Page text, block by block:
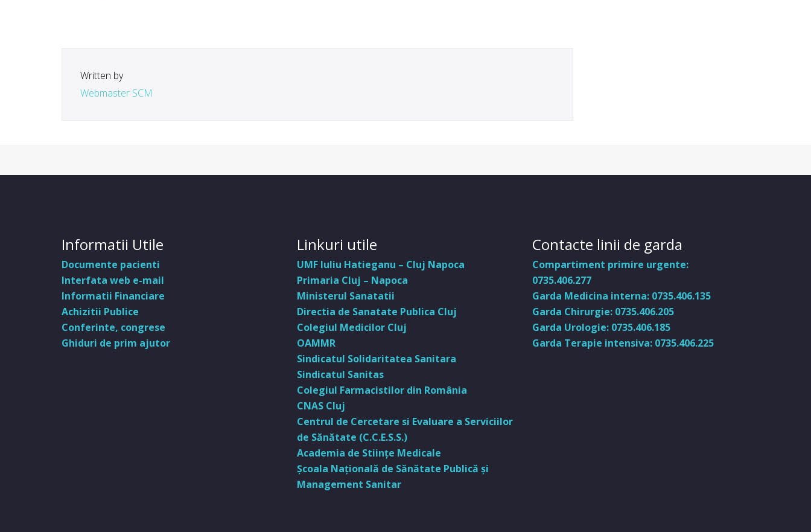
Written by
Webmaster SCM
Informatii Utile
Documente pacienti
Interfata web e-mail
Informatii Financiare
Achizitii Publice
Conferinte, congrese
Ghiduri de prim ajutor
Linkuri utile
UMF Iuliu Hatieganu – Cluj Napoca
Primaria Cluj – Napoca
Ministerul Sanatatii
Directia de Sanatate Publica Cluj
Colegiul Medicilor Cluj
OAMMR
Sindicatul Solidaritatea Sanitara
Sindicatul Sanitas
Colegiul Farmacistilor din România
CNAS Cluj
Centrul de Cercetare si Evaluare a Serviciilor
de Sănătate (C.C.E.S.S.)
Academia de Stiinţe Medicale
Şcoala Naţională de Sănătate Publică şi
Management Sanitar
Contacte linii de garda
Compartiment primire urgente:
0735.406.277
Garda Medicina interna: 0735.406.135
Garda Chirurgie: 0735.406.205
Garda Urologie: 0735.406.185
Garda Terapie intensiva: 0735.406.225